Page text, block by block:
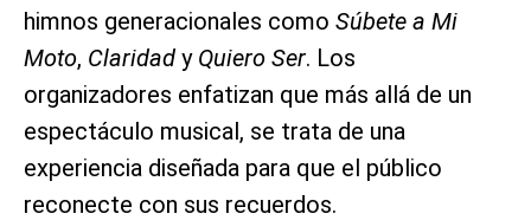
himnos generacionales como Súbete a Mi
Moto, Claridad y Quiero Ser. Los
organizadores enfatizan que más allá de un
espectáculo musical, se trata de una
experiencia diseñada para que el público
reconecte con sus recuerdos.